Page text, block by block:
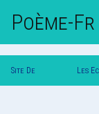
Poème-Fr
Site De Les